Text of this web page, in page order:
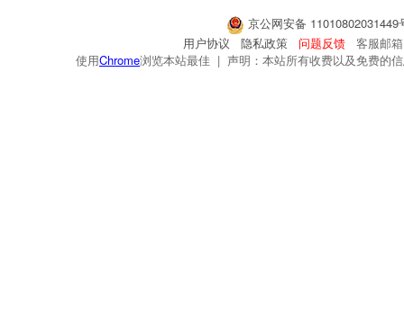
京公网安备
用户协议
隐私政策 问题反馈
客服邮
使用Chrome浏览本站最佳 | 声明：本站所有收费以及免费的